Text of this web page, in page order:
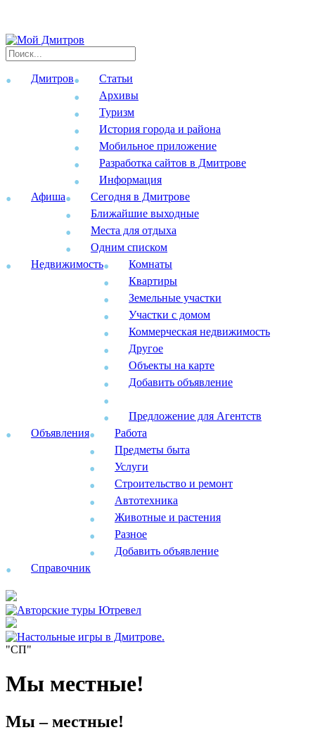
Дмитров
Статьи
Архивы
Туризм
История города и района
Мобильное приложение
Разработка сайтов в Дмитрове
Информация
Афиша
Сегодня в Дмитрове
Ближайшие выходные
Места для отдыха
Одним списком
Недвижимость
Комнаты
Квартиры
Земельные участки
Участки с домом
Коммерческая недвижимость
Другое
Объекты на карте
Добавить объявление
Предложение для Агентств
Объявления
Работа
Предметы быта
Услуги
Строительство и ремонт
Автотехника
Животные и растения
Разное
Добавить объявление
Справочник
"СП"
Мы местные!
Мы – местные!